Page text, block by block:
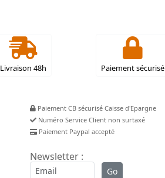
Livraison 48h Paiement sécurisé
Paiement CB sécurisé Caisse d'Epargne
Numéro Service Client non surtaxé
Paiement Paypal accepté
Newsletter :